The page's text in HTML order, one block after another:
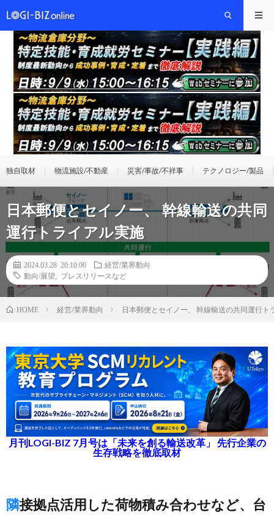
独自取材 物流施設/不動産 災害/事故/不祥事 テクノロジー/製品
日本郵便とセイノー、 幹線輸送の共同
運行トライアル実施
2024.03.28 20:10:00
経営/業界動向
動向/展望
プレスリリースなど
HOME 経営/業界動向 日本郵便とセイノー、 幹線輸送の共同運行ト
月刊LOGI-BIZ 7月号は「未来を創る輸送改革」 先行企業の
生存戦略を徹底取材
隣接拠点活用した荷物積み合わせなど、台